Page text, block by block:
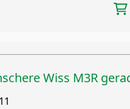
Wiss M3R